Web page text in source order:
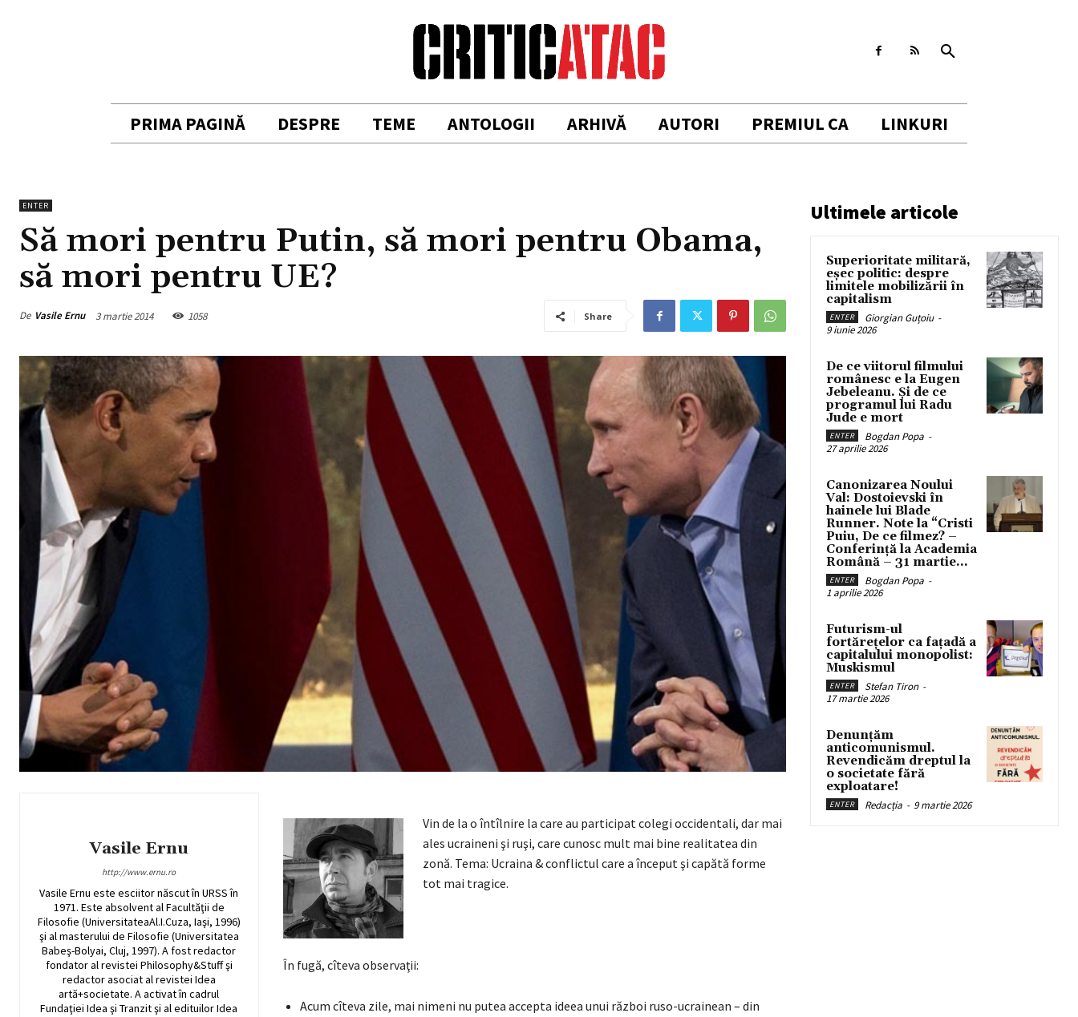
PRIMA PAGINĂ DESPRE TEME ANTOLOGII ARHIVĂ AUTORI PREMIUL CA LINKURI
ENTER
Să mori pentru Putin, să mori pentru Obama,
să mori pentru UE?
De Vasile Ernu 3 martie 2014 1058 Share
Vasile Ernu
http://www.ernu.ro
Vasile Ernu este esciitor născut în URSS în
1971. Este absolvent al Facultăţii de
Filosofie (UniversitateaAl.I.Cuza, Iaşi, 1996)
şi al masterului de Filosofie (Universitatea
Babeş-Bolyai, Cluj, 1997). A fost redactor
fondator al revistei Philosophy&Stuff şi
redactor asociat al revistei Idea
artă+societate. A activat în cadrul
Fundaţiei Idea şi Tranzit şi al edituilor Idea
Vin de la o întîlnire la care au participat colegi occidentali, dar mai
ales ucraineni şi ruşi, care cunosc mult mai bine realitatea din
zonă. Tema: Ucraina & conflictul care a început şi capătă forme
tot mai tragice.
În fugă, cîteva observaţii:
Acum cîteva zile, mai nimeni nu putea accepta ideea unui război ruso-ucrainean – din
Ultimele articole
Superioritate militară,
eșec politic: despre
limitele mobilizării în
capitalism
ENTER Giorgian Guțoiu -
9 iunie 2026
De ce viitorul filmului
românesc e la Eugen
Jebeleanu. Și de ce
programul lui Radu
Jude e mort
ENTER Bogdan Popa -
27 aprilie 2026
Canonizarea Noului
Val: Dostoievski în
hainele lui Blade
Runner. Note la “Cristi
Puiu, De ce filmez? –
Conferință la Academia
Română – 31 martie...
ENTER Bogdan Popa -
1 aprilie 2026
Futurism-ul
fortărețelor ca fațadă a
capitalului monopolist:
Muskismul
ENTER Stefan Tiron -
17 martie 2026
Denunțăm
anticomunismul.
Revendicăm dreptul la
o societate fără
exploatare!
ENTER Redacția - 9 martie 2026